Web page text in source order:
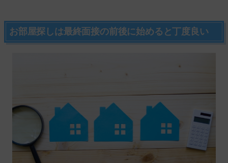
お部屋探しは最終面接の前後に始めると丁度良い